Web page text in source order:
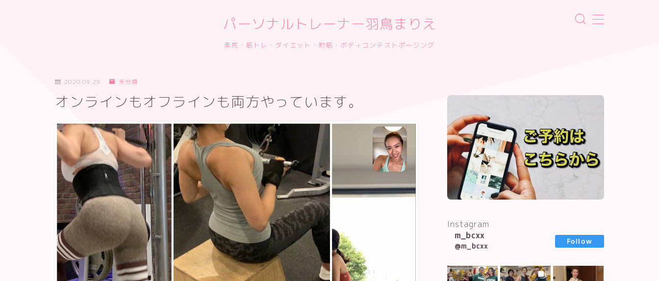
パーソナルトレーナー羽鳥まりえ
美尻・筋トレ・ダイエット・貯筋・ボディコンテストポージング
ご予約
プロフィール
お客様の声
スタジオポージングレッスン
フィットネス大会の準備
パーソナルトレーニング
パーソナルトレーニング料金・店舗
エニタイムフィットネスでパーソナ
ルトレーニングを受けるには
2020.09.29 未分類
オンラインもオフラインも両方やっています。
Instagram
m_bcxx
@m_bcxx
Follow